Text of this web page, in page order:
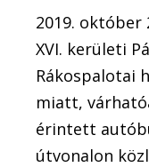
2019. október
XVI. kerületi
Rákospalotai
miatt,
érintett
útvonalon